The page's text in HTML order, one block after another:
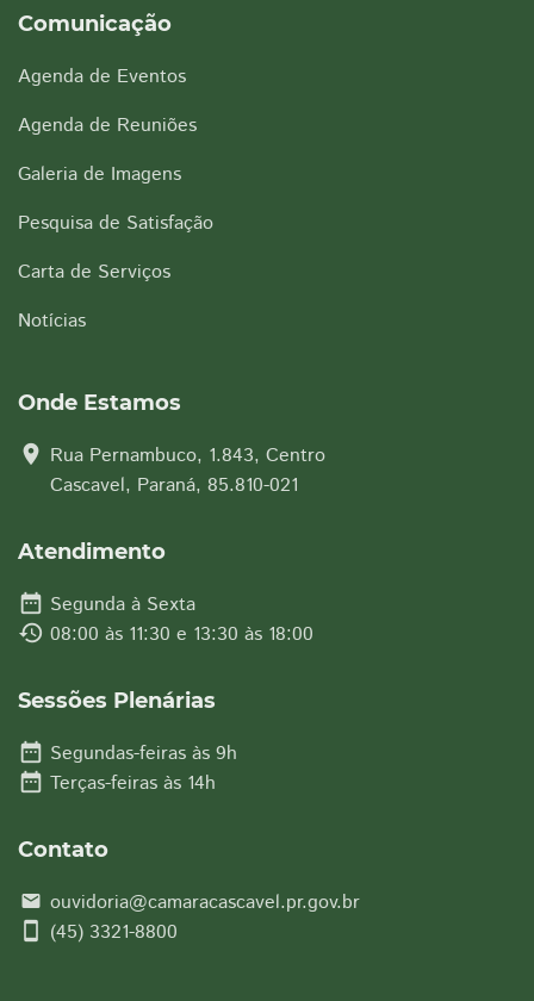
Comunicação
Agenda de Eventos
Agenda de Reuniões
Galeria de Imagens
Pesquisa de Satisfação
Carta de Serviços
Notícias
Onde Estamos
location_on Rua Pernambuco, 1.843, Centro
Cascavel, Paraná, 85.810-021
Atendimento
date_range Segunda à Sexta
history 08:00 às 11:30 e 13:30 às 18:00
Sessões Plenárias
date_range Segundas-feiras às 9h
date_range Terças-feiras às 14h
Contato
email ouvidoria@camaracascavel.pr.gov.br
smartphone (45) 3321-8800